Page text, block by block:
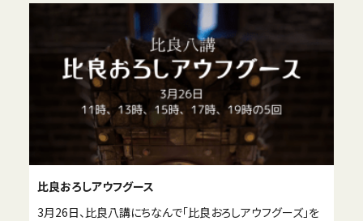
比良おろしアウフグース
3月26日、比良八講にちなんで「比良おろしアウフグーズ」を